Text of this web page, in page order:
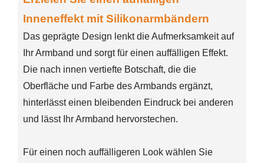
Inneneffekt mit Silikonarmbändern
Das geprägte Design lenkt die Aufmerksamkeit auf
Ihr Armband und sorgt für einen auffälligen Effekt.
Die nach innen vertiefte Botschaft, die die
Oberfläche und Farbe des Armbands ergänzt,
hinterlässt einen bleibenden Eindruck bei anderen
und lässt Ihr Armband hervorstechen.
Für einen noch auffälligeren Look wählen Sie